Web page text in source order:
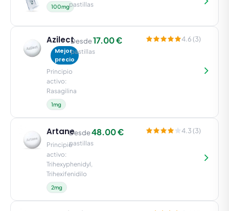
100mgpastillas
Azilect
Mejor
precio
Principio
activo:
Rasagilina
1mg
Desde17.00 €
pastillas
4.6 (3)
Artane
Principio
activo:
Trihexyphenidyl,
Trihexifenidilo
2mg
Desde48.00 €
pastillas
4.3 (3)